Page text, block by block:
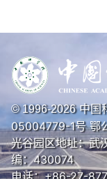
Liao L,
LL, Ogutu
Han YP* .
acid
apples.
Analysis,
Zhang
© 1996-2026中国
05004779-1号鄂
光谷园区地址：武
编：430074